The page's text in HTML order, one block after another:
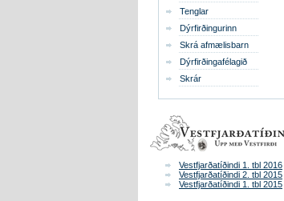
Tenglar
Dýrfirðingurinn
Skrá afmælisbarn
Dýrfirðingafélagið
Skrár
Vestfjarðatíðindi 1. tbl 2016
Vestfjarðatíðindi 2. tbl 2015
Vestfjarðatíðindi 1. tbl 2015